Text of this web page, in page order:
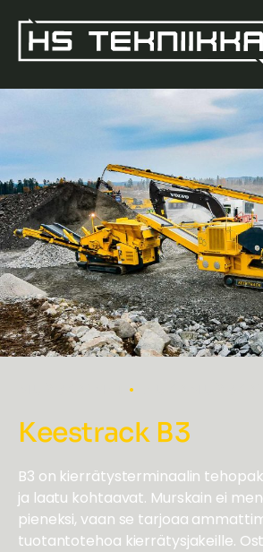
•
Keestrack B3
B3 on kierrätysterminaalin
ja laatu kohtaavat. Murskain ei
pieneksi, vaan se tarjoaa
tuotantotehoa kierrätysjakeille.